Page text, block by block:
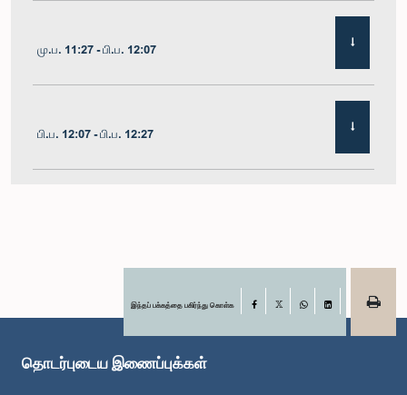
மு.ப. 11:27 - பி.ப. 12:07
பி.ப. 12:07 - பி.ப. 12:27
பி.ப. 1:10 - பி.ப. 1:22இந்தப் பக்கத்தை பகிர்ந்து கொள்க Facebook
LinkedIn
தொடர்புடைய இணைப்புக்கள்